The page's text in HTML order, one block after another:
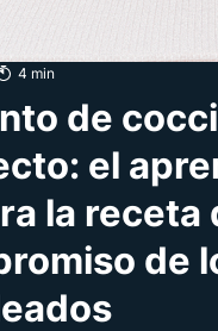
4 min
de
el
la receta
de